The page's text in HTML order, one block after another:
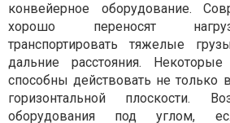
конвейерное оборудование.
хорошо переносят
транспортировать тяжелые
дальние расстояния.
способны действовать не только
горизонтальной плоскости.
оборудования под углом,